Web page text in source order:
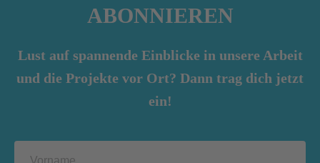
ABONNIEREN
Lust auf spannende Einblicke in unsere Arbeit
und die Projekte vor Ort? Dann trag dich jetzt
ein!